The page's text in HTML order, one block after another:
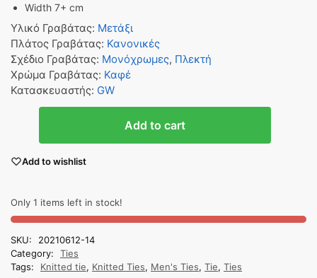
Width 7+ cm
Υλικό Γραβάτας: Μετάξι
Πλάτος Γραβάτας: Κανονικές
Σχέδιο Γραβάτας: Μονόχρωμες, Πλεκτή
Χρώμα Γραβάτας: Καφέ
Κατασκευαστής: GW
Add to cart
Add to wishlist
Only 1 items left in stock!
SKU:
20210612-14
Category:
Ties
Tags:
Knitted tie, Knitted Ties, Men's Ties, Tie, Ties